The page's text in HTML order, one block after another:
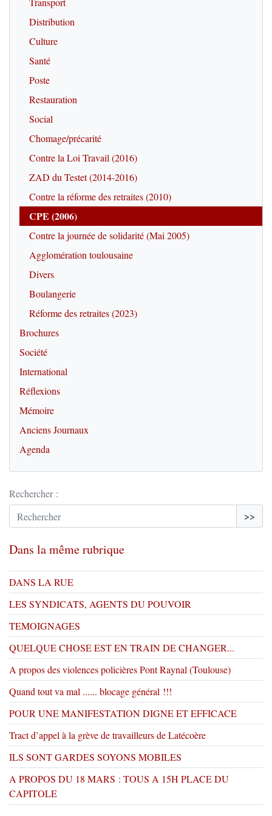
Distribution
Culture
Santé
Poste
Restauration
Social
Chomage/précarité
Contre la Loi Travail (2016)
ZAD du Testet (2014-2016)
Contre la réforme des retraites (2010)
CPE (2006)
Contre la journée de solidarité (Mai 2005)
Agglomération toulousaine
Divers
Boulangerie
Réforme des retraites (2023)
Brochures
Société
International
Réflexions
Mémoire
Anciens Journaux
Agenda
Rechercher :
>>
Dans la même rubrique
DANS LA RUE
LES SYNDICATS, AGENTS DU POUVOIR
TEMOIGNAGES
QUELQUE CHOSE EST EN TRAIN DE CHANGER...
A propos des violences policières Pont Raynal (Toulouse)
Quand tout va mal ...... blocage général !!!
POUR UNE MANIFESTATION DIGNE ET EFFICACE
Tract d’appel à la grève de travailleurs de Latécoère
ILS SONT GARDES SOYONS MOBILES
A PROPOS DU 18 MARS : TOUS A 15H PLACE DU
CAPITOLE